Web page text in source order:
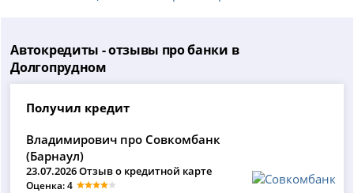
Автокредиты - отзывы про банки в
Долгопрудном
Получил кредит
Владимирович про Совкомбанк
(Барнаул)
23.07.2026 Отзыв о кредитной карте
Оценка: 4